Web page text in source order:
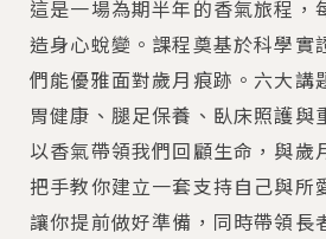
這是一場為期半年的香氣旅程，
造身心蛻變。課程奠基於科學實
們能優雅面對歲月痕跡。六大講
胃健康、腿足保養、臥床照護與
以香氣帶領我們回顧生命，與歲
把手教你建立一套支持自己與所
讓你提前做好準備，同時帶領長